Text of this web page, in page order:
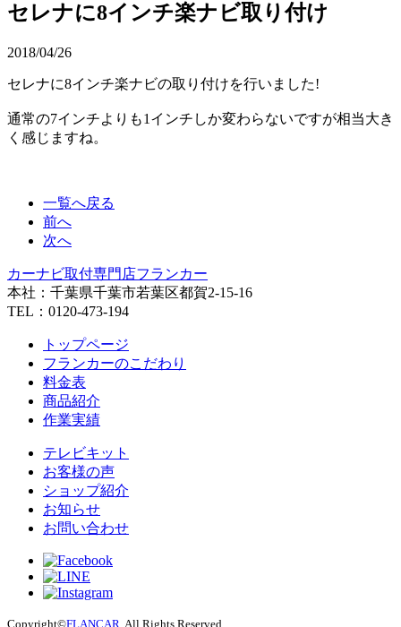
セレナに8インチ楽ナビ取り付け
2018/04/26
セレナに8インチ楽ナビの取り付けを行いました!
通常の7インチよりも1インチしか変わらないですが相当大き
く感じますね。
一覧へ戻る
前へ
次へ
カーナビ取付専⾨店フランカー
本社：千葉県千葉市若葉区都賀2-15-16
TEL：0120-473-194
トップページ
フランカーのこだわり
料金表
商品紹介
作業実績
テレビキット
お客様の声
ショップ紹介
お知らせ
お問い合わせ
Copyright©FLANCAR . All Rights Reserved.